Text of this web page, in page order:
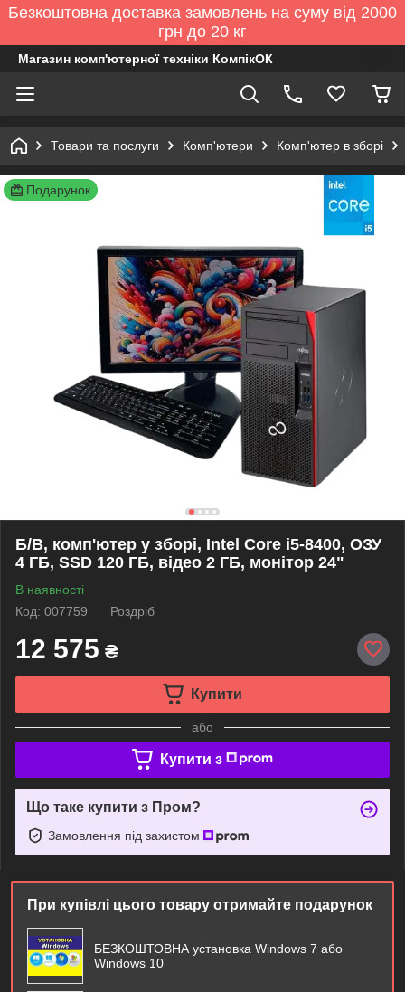
Безкоштовна доставка замовлень на суму від 2000
грн до 20 кг
Магазин комп'ютерної техніки КомпікОК
Товари та послуги Комп'ютери Комп'ютер в зборі
Подарунок
Б/В, комп'ютер у зборі, Intel Core i5-8400, ОЗУ
4 ГБ, SSD 120 ГБ, відео 2 ГБ, монітор 24"
В наявності
Код: 007759
Роздріб
12 575 ₴
Купити
або
Купити з
Що таке купити з Пром?
Замовлення під захистом
При купівлі цього товару отримайте подарунок
БЕЗКОШТОВНА установка Windows 7 або
Windows 10